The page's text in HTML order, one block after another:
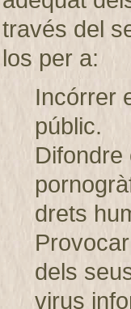
través del
los per a:
Incórrer
públic.
drets
dels
virus